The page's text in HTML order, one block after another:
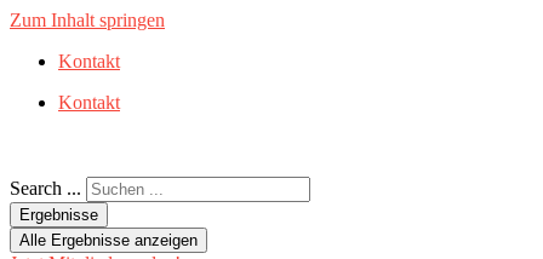
Zum Inhalt springen
Kontakt
Kontakt
Search ...
Ergebnisse
Alle Ergebnisse anzeigen